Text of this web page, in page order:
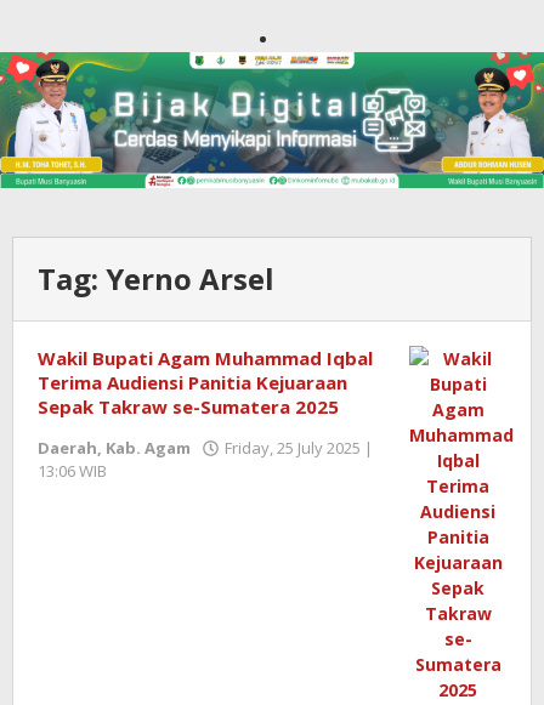
Tag: Yerno Arsel
Wakil Bupati Agam Muhammad Iqbal
Terima Audiensi Panitia Kejuaraan
Sepak Takraw se-Sumatera 2025
Daerah, Kab. Agam
Friday, 25 July 2025 |
13:06 WIB